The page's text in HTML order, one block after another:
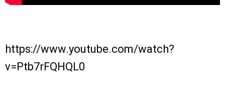
https://www.youtube.com/watch?
v=Ptb7rFQHQL0